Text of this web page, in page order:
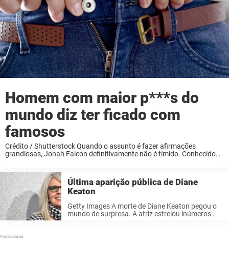
Homem com maior p***s do
mundo diz ter ficado com
famosos
Crédito / Shutterstock Quando o assunto é fazer afirmações
grandiosas, Jonah Falcon definitivamente não é tímido. Conhecido
Última aparição pública de Diane
Keaton
Getty Images A morte de Diane Keaton pegou o
mundo de surpresa. A atriz estrelou inúmeros